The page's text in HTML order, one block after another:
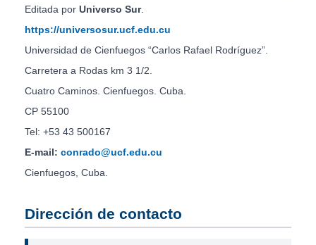
Editada por Universo Sur.
https://universosur.ucf.edu.cu
Universidad de Cienfuegos “Carlos Rafael Rodríguez”.
Carretera a Rodas km 3 1/2.
Cuatro Caminos. Cienfuegos. Cuba.
CP 55100
Tel: +53 43 500167
E-mail: conrado@ucf.edu.cu
Cienfuegos, Cuba.
Dirección de contacto